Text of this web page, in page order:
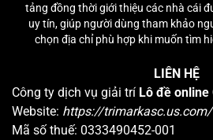
tảng đồng thời giới thiệu các nhà cái
uy tín, giúp người dùng tham khảo
chọn địa chỉ phù hợp khi muốn tìm
LIÊN HỆ
Công ty dịch vụ giải trí Lô đề online
Website: https://trimarkasc.us.com/
Mã số thuế: 0333490452-001